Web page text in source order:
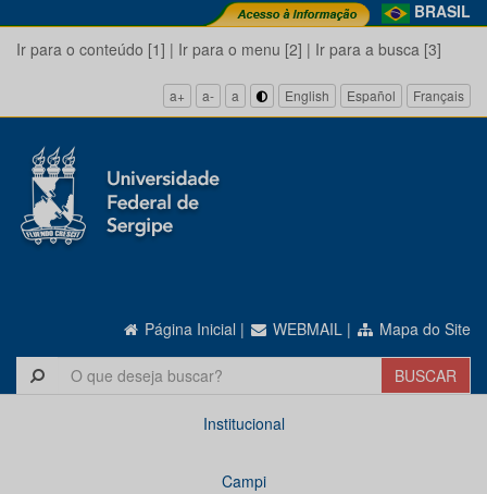
BRASIL
Ir para o conteúdo [1] | Ir para o menu [2] | Ir para a busca [3]
a+ a- a English Español Français
Página Inicial | WEBMAIL | Mapa do Site
Institucional
Campi